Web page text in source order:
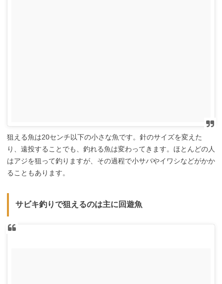
狙える魚は20センチ以下の小さな魚です。針のサイズを変えた
り、遠投することでも、釣れる魚は変わってきます。ほとんどの人
はアジを狙って釣りますが、その過程で小サバやイワシなどがかか
ることもあります。
サビキ釣りで狙えるのは主に回遊魚